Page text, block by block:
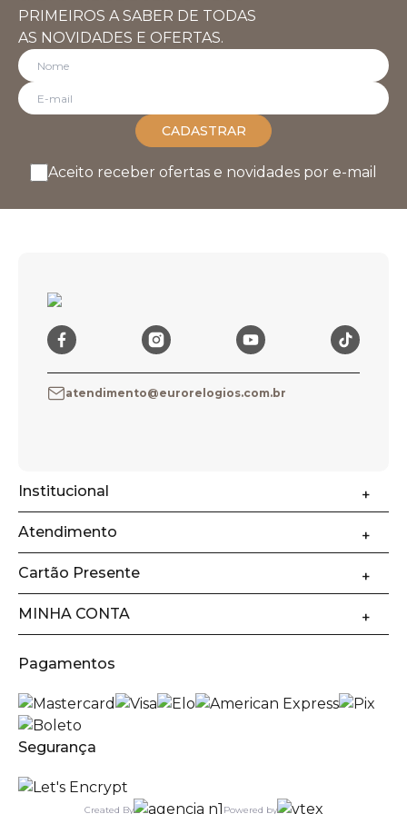
PRIMEIROS A SABER DE TODAS
AS NOVIDADES E OFERTAS.
CADASTRAR
Aceito receber ofertas e novidades por e-mail
atendimento@eurorelogios.com.br
Institucional
Atendimento
Cartão Presente
MINHA CONTA
Pagamentos
Segurança
Created By Powered by